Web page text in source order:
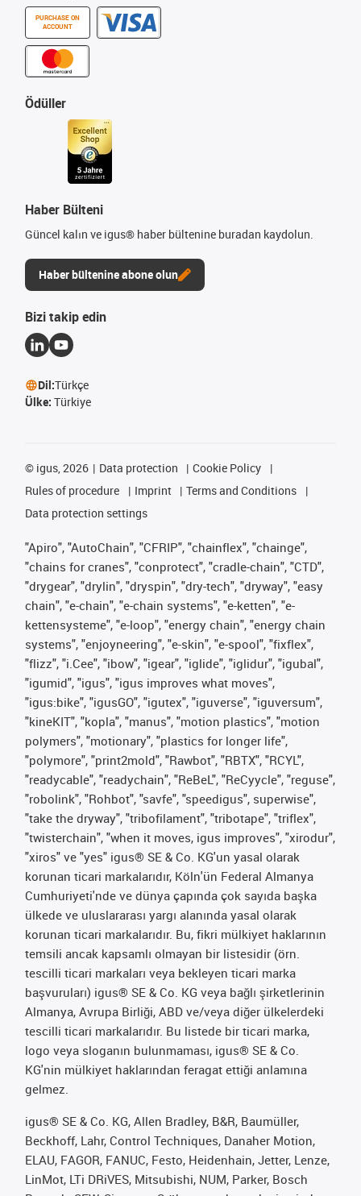
PURCHASE ON
ACCOUNT
Ödüller
Haber Bülteni
Güncel kalın ve igus® haber bültenine buradan kaydolun.
Haber bültenine abone olun
Bizi takip edin
Dil:Türkçe
Ülke: Türkiye
© igus, 2026 Data protection
Cookie Policy
Rules of procedure
Imprint
Terms and Conditions
Data protection settings
"Apiro", "AutoChain", "CFRIP", "chainflex", "chainge",
"chains for cranes", "conprotect", "cradle-chain", "CTD",
"drygear", "drylin", "dryspin", "dry-tech", "dryway", "easy
chain", "e-chain", "e-chain systems", "e-ketten", "e-
kettensysteme", "e-loop", "energy chain", "energy chain
systems", "enjoyneering", "e-skin", "e-spool", "fixflex",
"flizz", "i.Cee", "ibow", "igear", "iglide", "iglidur", "igubal",
"igumid", "igus", "igus improves what moves",
"igus:bike", "igusGO", "igutex", "iguverse", "iguversum",
"kineKIT", "kopla", "manus", "motion plastics", "motion
polymers", "motionary", "plastics for longer life",
"polymore", "print2mold", "Rawbot", "RBTX", "RCYL",
"readycable", "readychain", "ReBeL", "ReCyycle", "reguse",
"robolink", "Rohbot", "savfe", "speedigus", superwise",
"take the dryway", "tribofilament", "tribotape", "triflex",
"twisterchain", "when it moves, igus improves", "xirodur",
"xiros" ve "yes" igus® SE & Co. KG'un yasal olarak
korunan ticari markalarıdır, Köln'ün Federal Almanya
Cumhuriyeti'nde ve dünya çapında çok sayıda başka
ülkede ve uluslararası yargı alanında yasal olarak
korunan ticari markalarıdır. Bu, fikri mülkiyet haklarının
temsili ancak kapsamlı olmayan bir listesidir (örn.
tescilli ticari markaları veya bekleyen ticari marka
başvuruları) igus® SE & Co. KG veya bağlı şirketlerinin
Almanya, Avrupa Birliği, ABD ve/veya diğer ülkelerdeki
tescilli ticari markalarıdır. Bu listede bir ticari marka,
logo veya sloganın bulunmaması, igus® SE & Co.
KG'nin mülkiyet haklarından feragat ettiği anlamına
gelmez.
igus® SE & Co. KG, Allen Bradley, B&R, Baumüller,
Beckhoff, Lahr, Control Techniques, Danaher Motion,
ELAU, FAGOR, FANUC, Festo, Heidenhain, Jetter, Lenze,
LinMot, LTi DRiVES, Mitsubishi, NUM, Parker, Bosch